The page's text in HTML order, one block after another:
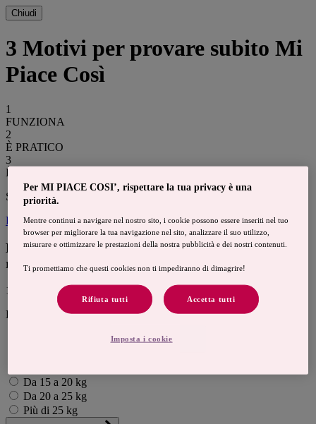
Chiudi
3 Motivi per provare subito Mi
Piace Così
1
FUNZIONA
2
È PRATICO
3
È BUONO
Scelgo il mio programma
DONNA UOMO
Domanda di preventivo
rapida e gratuita
1
Desidero perdere
Da 15 a 20 kg
Da 20 a 25 kg
Più di 25 kg
Per MI PIACE COSI’, rispettare la tua privacy è una
priorità.
Mentre continui a navigare nel nostro sito, i cookie possono essere inseriti nel tuo
browser per migliorare la tua navigazione nel sito, analizzare il suo utilizzo,
misurare e ottimizzare le prestazioni della nostra pubblicità e dei nostri contenuti.
Ti promettiamo che questi cookies non ti impediranno di dimagrire!
Rifiuta tutti Accetta tutti
Imposta i cookie